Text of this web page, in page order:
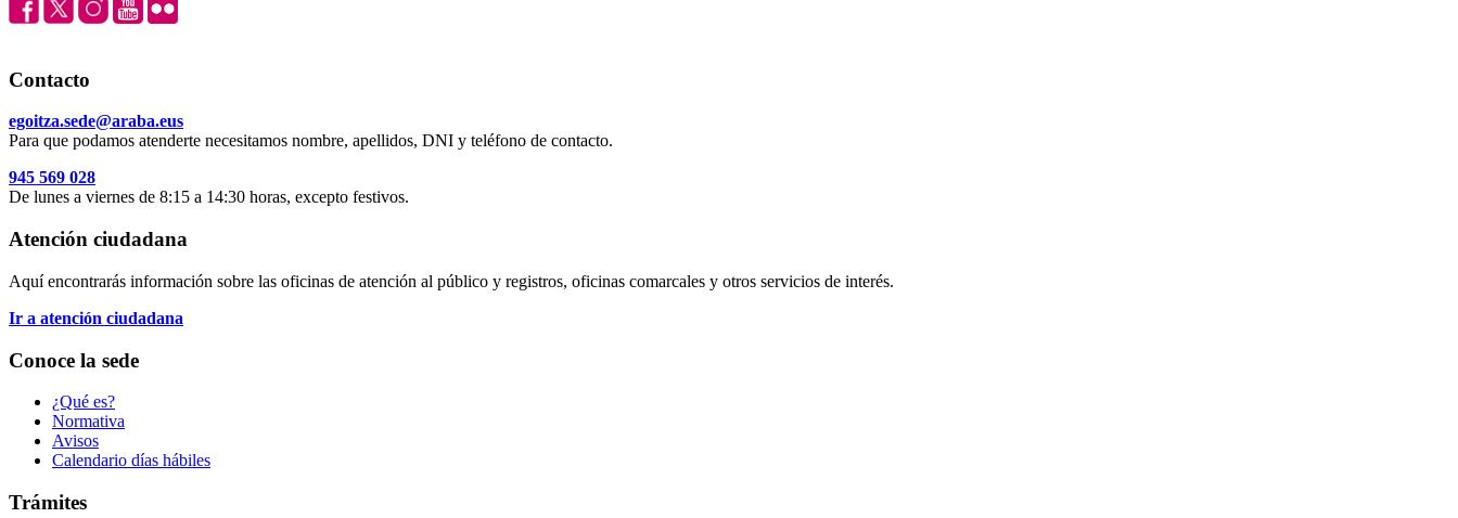
Contacto
egoitza.sede@araba.eus
Para que podamos atenderte necesitamos nombre, apellidos, DNI y teléfono de contacto.
945 569 028
De lunes a viernes de 8:15 a 14:30 horas, excepto festivos.
Atención ciudadana
Aquí encontrarás información sobre las oficinas de atención al público y registros, oficinas comarcales y otros servicios de interés.
Ir a atención ciudadana
Conoce la sede
¿Qué es?
Normativa
Avisos
Calendario días hábiles
Trámites